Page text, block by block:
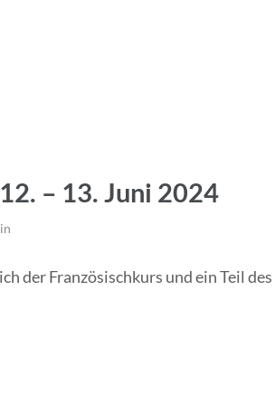
– 13. Juni 2024
der Französischkurs und ein Teil